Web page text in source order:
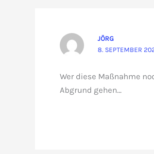
JÖRG
8. SEPTEMBER
Wer diese Maßnahme
Abgrund gehen…